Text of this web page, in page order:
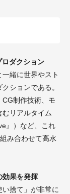
ダクション
緒に世界やスト
ションである。
制作技術、モ
リアルタイム
』）など、これ
み合わせて高水
効果を発揮
捨て」が非常に